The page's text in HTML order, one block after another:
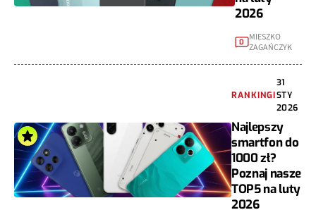
2026
0
MIESZKO
ZAGAŃCZYK
RANKINGI
31
STY
2026
Najlepszy
smartfon do
1000 zł?
Poznaj nasze
TOP5 na luty
2026